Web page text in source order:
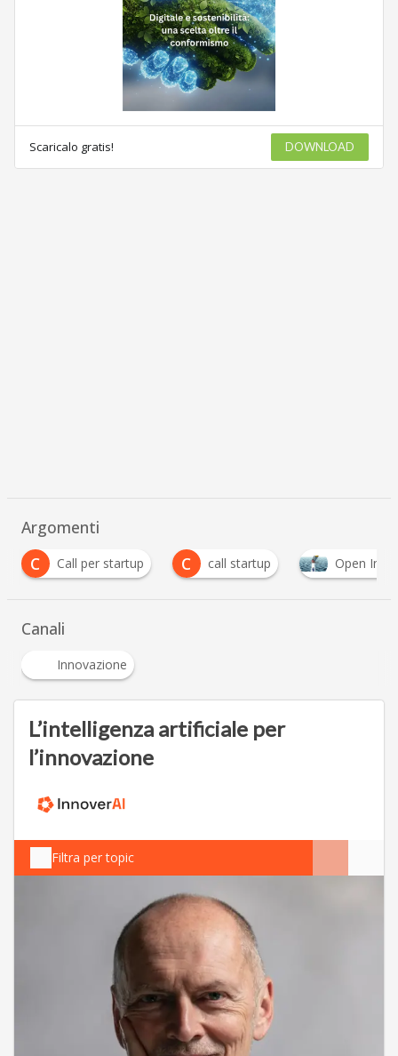
Scaricalo gratis! DOWNLOAD
Argomenti
per startup C call startup Open Innovation
Canali
Innovazione
L’intelligenza artificiale per
l’innovazione
Filtra per topic